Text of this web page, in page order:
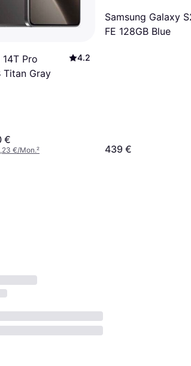
Pro
Titan Gray
4.2
€
€/Mon.²
Samsung Galaxy
FE 128GB Blue
439 €